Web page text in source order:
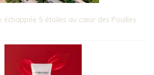
échappée 5 étoiles au cœur des Pouilles